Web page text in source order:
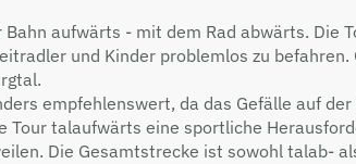
aufwärts - mit dem Rad abwärts. Die
und Kinder problemlos zu
empfehlenswert, da das Ge­fälle auf
talaufwärts eine sportliche
Die Gesamtstrecke ist sowohl talab-